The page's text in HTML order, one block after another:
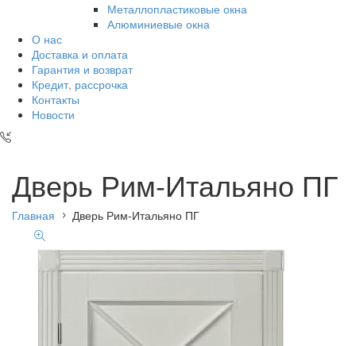
Металлопластиковые окна
Алюминиевые окна
О нас
Доставка и оплата
Гарантия и возврат
Кредит, рассрочка
Контакты
Новости
Дверь Рим-Итальяно ПГ
Главная Дверь Рим-Итальяно ПГ